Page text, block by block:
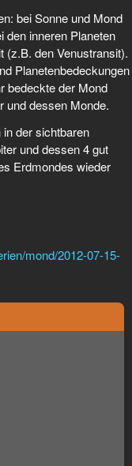
bei Sonne und Mond
den inneren Planeten
(z.B. den Venustransit).
Planetenbedeckungen
bedeckte der Mond
und dessen Monde.
der sichtbaren
und dessen 4 gut
Erdmondes wieder
mond/2012-07-15-